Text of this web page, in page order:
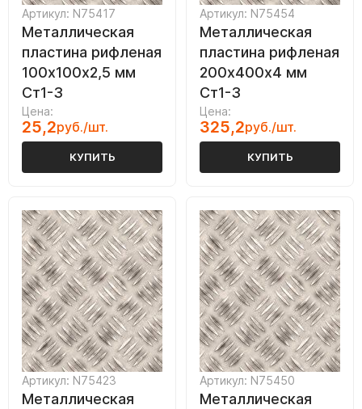
Артикул: N75417
Металлическая
пластина рифленая
100х100х2,5 мм
Ст1-3
Цена:
25,2руб./шт.
КУПИТЬ
Артикул: N75454
Металлическая
пластина рифленая
200х400х4 мм
Ст1-3
Цена:
325,2руб./шт.
КУПИТЬ
Артикул: N75423
Металлическая
Артикул: N75450
Металлическая